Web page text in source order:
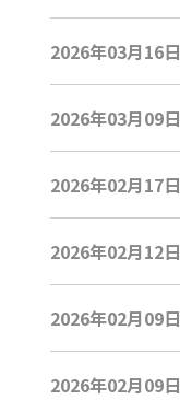
2026年03月16日
2026年03月09日
2026年02月17日
2026年02月12日
2026年02月09日
2026年02月09日